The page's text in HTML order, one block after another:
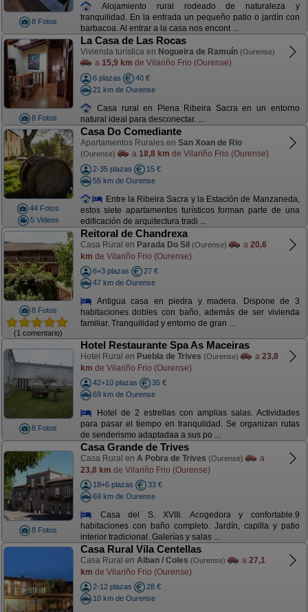
8 Fotos
Alojamiento rural rodeado de naturaleza y
tranquilidad. En la entrada un pequeño patio o jardín con
barbacoa. Al entrar a la casa nos encont ...
8 Fotos
La Casa de Las Rocas
Vivienda turística en Nogueira de Ramuín (Ourense)
a 15,9 km de Vilariño Frio (Ourense)
6 plazas
40 €
21 km de Ourense
Casa rural en Plena Ribeira Sacra en un entorno
natural ideal para desconectar. ...
44 Fotos
5 Videos
Casa Do Comediante
Apartamentos Rurales en San Xoan de Rio
(Ourense) a 18,8 km de Vilariño Frio (Ourense)
2-35 plazas
15 €
55 km de Ourense
Entre la Ribeira Sacra y la Estación de Manzaneda,
estos siete apartamentos turísticos forman parte de una
edificación de arquitectura tradi ...
8 Fotos
(1 comentario)
Reitoral de Chandrexa
Casa Rural en Parada Do Sil (Ourense) a 20,6
km de Vilariño Frio (Ourense)
6+3 plazas
27 €
47 km de Ourense
Antigua casa en piedra y madera. Dispone de 3
habitaciones dobles con baño, además de ser vivienda
familiar. Tranquilidad y entorno de gran ...
8 Fotos
Hotel Restaurante Spa As Maceiras
Hotel Rural en Puebla de Trives (Ourense) a 23,8
km de Vilariño Frio (Ourense)
42+10 plazas
35 €
69 km de Ourense
Hotel de 2 estrellas con amplias salas. Actividades
para pasar el tiempo en tranqulidad. Se organizan rutas
de senderismo adaptadaa a sus po ...
8 Fotos
Casa Grande de Trives
Casa Rural en A Pobra de Trives (Ourense)
a
23,8 km de Vilariño Frio (Ourense)
18+6 plazas
33 €
69 km de Ourense
Casa del S. XVIII. Acogedora y confortable.9
habitaciones con baño completo. Jardín, capilla y patio
interior tradicional. Galerías y salas ...
Casa Rural Vila Centellas
Casa Rural en Alban / Coles (Ourense) a 27,1
km de Vilariño Frio (Ourense)
2-12 plazas
28 €
10 km de Ourense